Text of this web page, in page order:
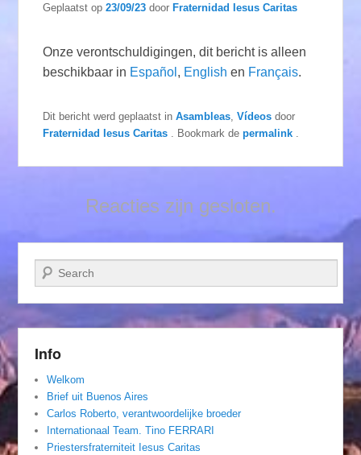
Geplaatst op23/09/23 doorFraternidad Iesus Caritas
Onze verontschuldigingen, dit bericht is alleen
beschikbaar in Español , English en Français.
Dit bericht werd geplaatst inAsambleas ,Vídeos door
Fraternidad Iesus Caritas
. Bookmark depermalink
Reacties zijn gesloten.
Zoeken
Info
Welkom
Brief uit Buenos Aires
Carlos Roberto, verantwoordelijke broeder
Internationaal Team. Tino FERRARI
Priestersfraterniteit Iesus Caritas